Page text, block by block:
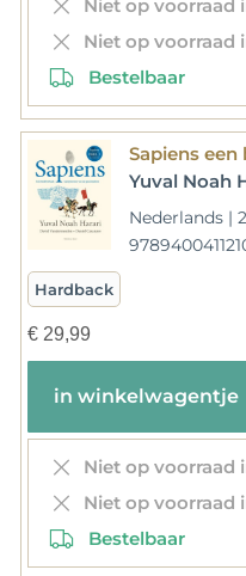
Niet op voorraad
Niet op voorraad
Bestelbaar
Sapiens een
Yuval Noah
Nederlands |
Hardback
€29,99
in winkelwagentje
Niet op voorraad
Niet op voorraad
Bestelbaar